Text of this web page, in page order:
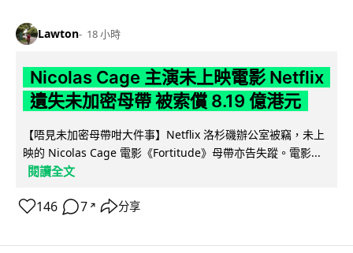
Lawton 18 小時
Nicolas Cage 主演未上映電影 Netflix
遺失未加密母帶 被索償 8.19 億港元
【唔見未加密母帶咁大件事】Netflix 洛杉磯辦公室被竊，未上
映的 Nicolas Cage 電影《Fortitude》母帶亦告失蹤。電影...
閱讀全文
146 7 ↗ 分享